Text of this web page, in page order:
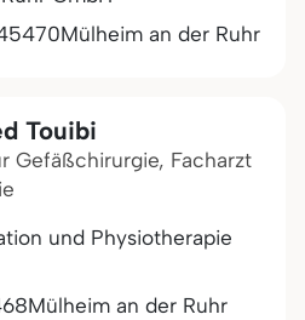
Mülheim an der Ruhr
Touibi
Gefäßchirurgie, Facharzt
und Physiotherapie
Mülheim an der Ruhr